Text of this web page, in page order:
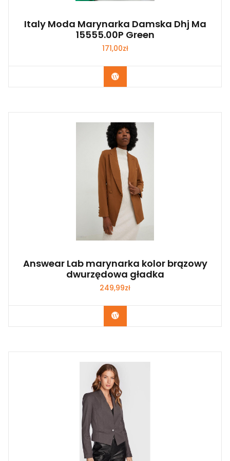
Italy Moda Marynarka Damska Dhj Ma
15555.00P Green
171,00zł
Kup Teraz
Answear Lab marynarka kolor brązowy
dwurzędowa gładka
249,99zł
Kup Teraz